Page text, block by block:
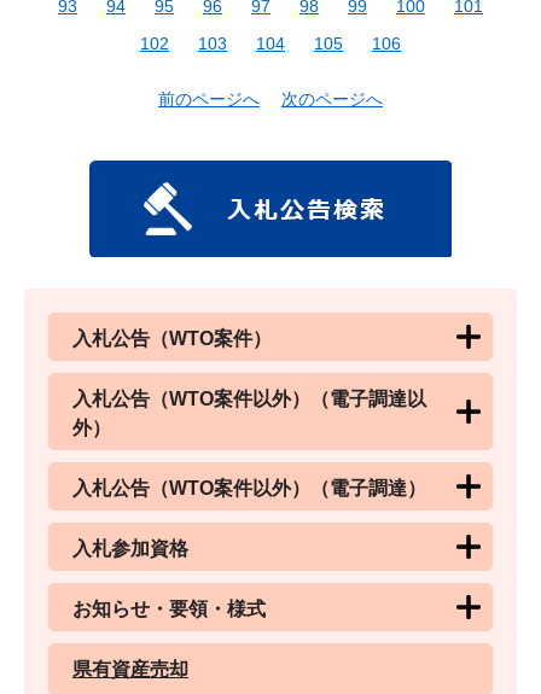
93
94 95 96 97 98 99 100
101
102
103 104 105 106
前のページへ 次のページへ
入札公告（WTO案件）
入札公告（WTO案件以外）（電子調達以
外）
入札公告（WTO案件以外）（電子調達）
入札参加資格
お知らせ・要領・様式
県有資産売却